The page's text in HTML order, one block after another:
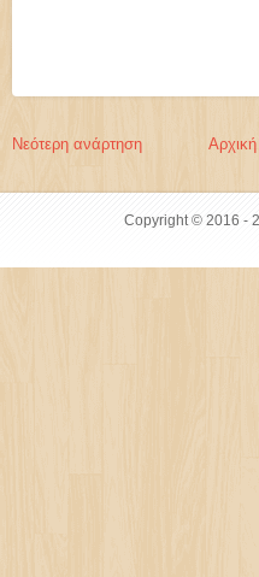
Νεότερη ανάρτηση
Copyright © 2016 -